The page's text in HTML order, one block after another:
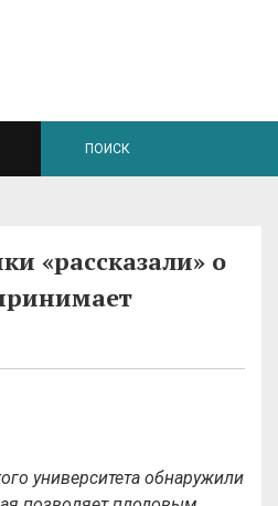
«рассказали» о
университета обнаружили